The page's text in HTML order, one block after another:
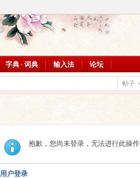
字典 · 词典 输入法 论坛
帖子
抱歉，您尚未登录，无法进行此操作
用户登录